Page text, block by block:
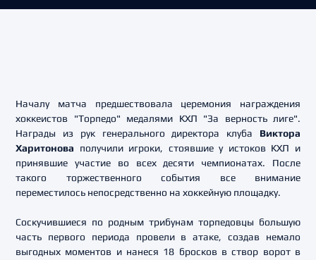
Началу матча предшествовала церемония награждения
хоккеистов "Торпедо" медалями КХЛ "За верность лиге".
Награды из рук генерального директора клуба Виктора
Харитонова получили игроки, стоявшие у истоков КХЛ и
принявшие участие во всех десяти чемпионатах. После
такого торжественного события все внимание
переместилось непосредственно на хоккейную площадку.
Соскучившиеся по родным трибунам торпедовцы большую
часть первого периода провели в атаке, создав немало
выгодных моментов и нанеся 18 бросков в створ ворот в